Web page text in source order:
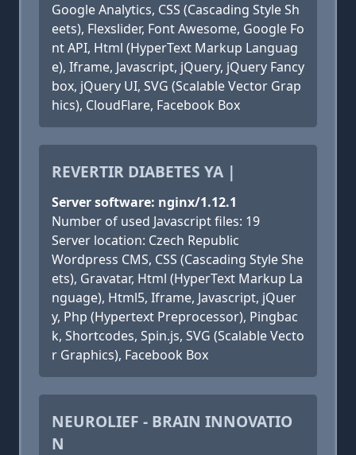
Google Analytics, CSS (Cascading Style Sh
eets), Flexslider, Font Awesome, Google Fo
nt API, Html (HyperText Markup Languag
e), Iframe, Javascript, jQuery, jQuery Fancy
box, jQuery UI, SVG (Scalable Vector Grap
hics), CloudFlare, Facebook Box
REVERTIR DIABETES YA |
Server software: nginx/1.12.1
Number of used Javascript files: 19
Server location: Czech Republic
Wordpress CMS, CSS (Cascading Style She
ets), Gravatar, Html (HyperText Markup La
nguage), Html5, Iframe, Javascript, jQuer
y, Php (Hypertext Preprocessor), Pingbac
k, Shortcodes, Spin.js, SVG (Scalable Vecto
r Graphics), Facebook Box
NEUROLIEF - BRAIN INNOVATIO
N